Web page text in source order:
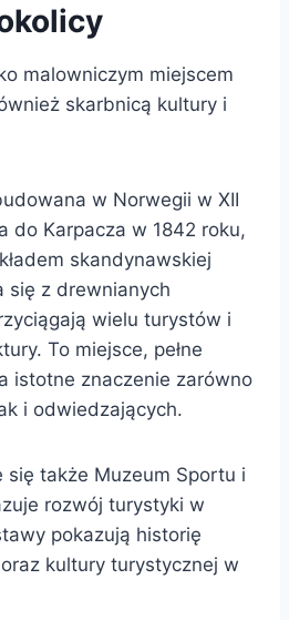
malowniczym miejscem
skarbnicą kultury i
w Norwegii w XII
do Karpacza w 1842 roku,
skandynawskiej
się z drewnianych
wielu turystów i
To miejsce, pełne
istotne znaczenie zarówno
i odwiedzających.
się także Muzeum Sportu i
rozwój turystyki w
pokazują historię
kultury turystycznej w